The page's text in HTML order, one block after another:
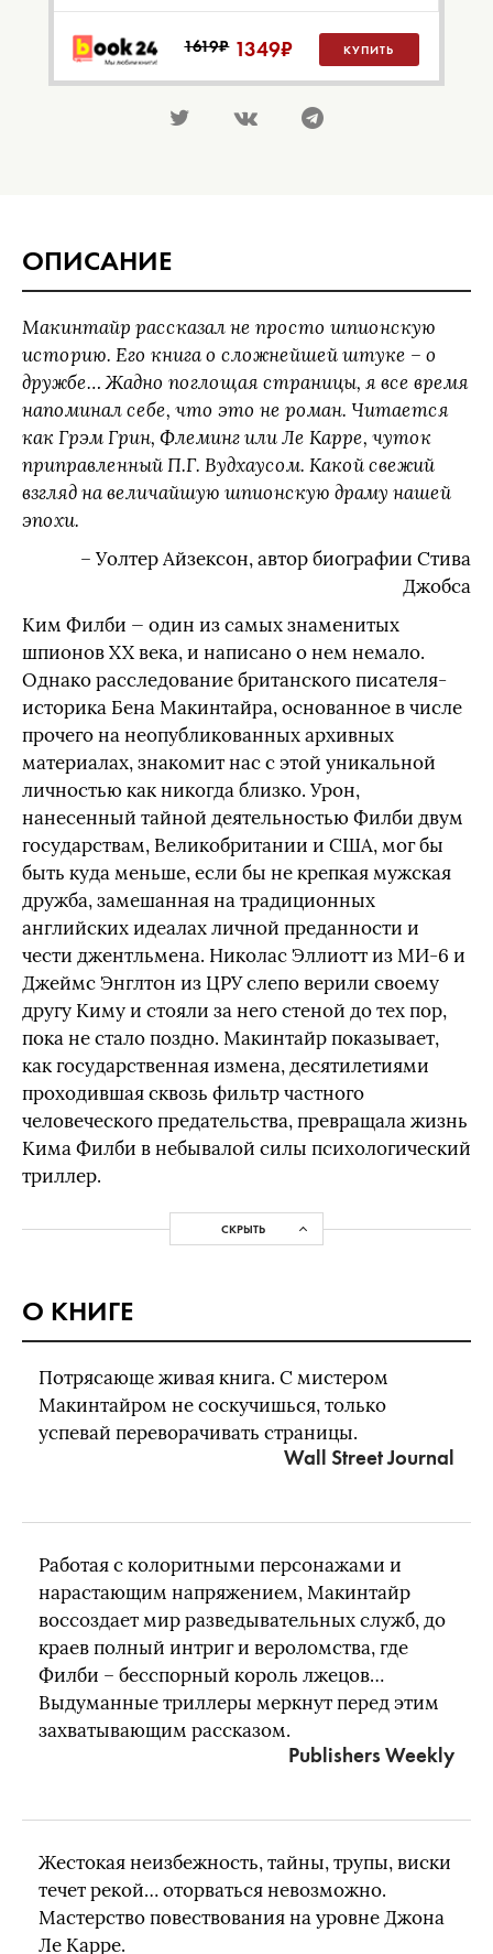
1619₽ 1349₽ КУПИТЬ
ОПИСАНИЕ
Макинтайр рассказал не просто шпионскую
историю. Его книга о сложнейшей штуке – о
дружбе… Жадно поглощая страницы, я все время
напоминал себе, что это не роман. Читается
как Грэм Грин, Флеминг или Ле Карре, чуток
приправленный П.Г. Вудхаусом. Какой свежий
взгляд на величайшую шпионскую драму нашей
эпохи.
– Уолтер Айзексон, автор биографии Стива
Джобса
Ким Филби — один из самых знаменитых
шпионов XX века, и написано о нем немало.
Однако расследование британского писателя-
историка Бена Макинтайра, основанное в числе
прочего на неопубликованных архивных
материалах, знакомит нас с этой уникальной
личностью как никогда близко. Урон,
нанесенный тайной деятельностью Филби двум
государствам, Великобритании и США, мог бы
быть куда меньше, если бы не крепкая мужская
дружба, замешанная на традиционных
английских идеалах личной преданности и
чести джентльмена. Николас Эллиотт из МИ-6 и
Джеймс Энглтон из ЦРУ слепо верили своему
другу Киму и стояли за него стеной до тех пор,
пока не стало поздно. Макинтайр показывает,
как государственная измена, десятилетиями
проходившая сквозь фильтр частного
человеческого предательства, превращала жизнь
Кима Филби в небывалой силы психологический
триллер.
СКРЫТЬ
О КНИГЕ
Потрясающе живая книга. С мистером
Макинтайром не соскучишься, только
успевай переворачивать страницы.
Wall Street Journal
Работая с колоритными персонажами и
нарастающим напряжением, Макинтайр
воссоздает мир разведывательных служб, до
краев полный интриг и вероломства, где
Филби – бесспорный король лжецов…
Выдуманные триллеры меркнут перед этим
захватывающим рассказом.
Publishers Weekly
Жестокая неизбежность, тайны, трупы, виски
течет рекой… оторваться невозможно.
Мастерство повествования на уровне Джона
Ле Карре.